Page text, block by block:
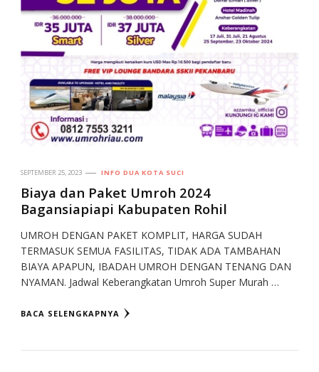
SEPTEMBER 25, 2023 INFO DUA KOTA SUCI
Biaya dan Paket Umroh 2024
Bagansiapiapi Kabupaten Rohil
UMROH DENGAN PAKET KOMPLIT, HARGA SUDAH
TERMASUK SEMUA FASILITAS, TIDAK ADA TAMBAHAN
BIAYA APAPUN, IBADAH UMROH DENGAN TENANG DAN
NYAMAN. Jadwal Keberangkatan Umroh Super Murah …
BACA SELENGKAPNYA